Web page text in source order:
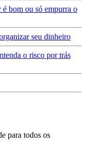
bom ou só empurra o
seu dinheiro
o risco por trás
para todos os